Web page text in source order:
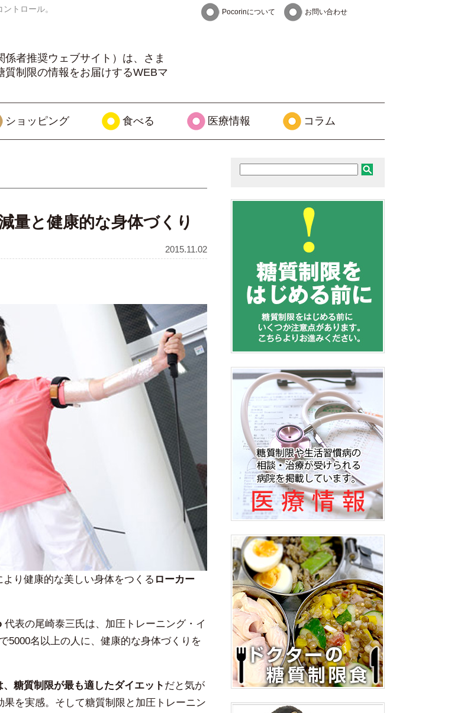
トロール。 Pocorinについて お問い合わせ
係者推奨ウェブサイト）は、さま
質制限の情報をお届けするWEBマ
ショッピング 食べる 医療情報 コラム
量と健康的な身体づくり
2015.11.02
り健康的な美しい身体をつくる ローカー
代表の尾崎泰三氏は、加圧トレーニング・イ
5000名以上の人に、健康的な身体づくりを
糖質制限が最も適したダイエット だと気が
を実感。そして糖質制限と加圧トレーニン